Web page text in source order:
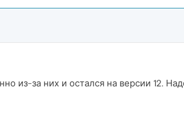
из-за них и остался на версии 12.